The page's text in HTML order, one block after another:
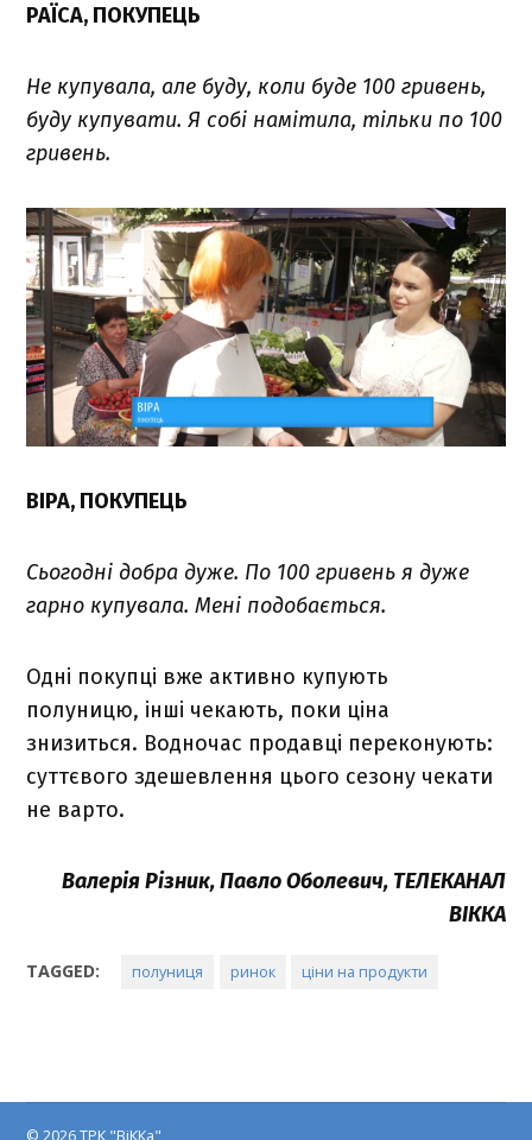
РАЇСА, ПОКУПЕЦЬ
Не купувала, але буду, коли буде 100 гривень,
буду купувати. Я собі намітила, тільки по 100
гривень.
ВІРА, ПОКУПЕЦЬ
Сьогодні добра дуже. По 100 гривень я дуже
гарно купувала. Мені подобається.
Одні покупці вже активно купують
полуницю, інші чекають, поки ціна
знизиться. Водночас продавці переконують:
суттєвого здешевлення цього сезону чекати
не варто.
Валерія Різник, Павло Оболевич, ТЕЛЕКАНАЛ
ВІККА
TAGGED: полуниця ринок ціни на продукти
© 2026 ТРК "ВіККа"